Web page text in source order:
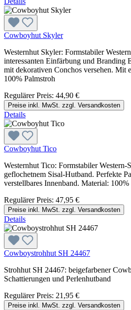
Cowboyhut Skyler
Westernhut Skyler: Formstabiler
interessanten Einfärbung und Branding
mit dekorativen Conchos versehen. Mit
100% Palmstroh
Regulärer Preis: 44,90 €
Preise inkl. MwSt. zzgl. Versandkosten
Details
Cowboyhut Tico
Westernhut Tico: Formstabiler
geflochetnem Sisal-Hutband. Perfekte
verstellbares Innenband. Material: 100%
Regulärer Preis: 47,95 €
Preise inkl. MwSt. zzgl. Versandkosten
Details
Cowboystrohhut SH 24467
Strohhut SH 24467: beigefarbener
Schattierungen und Perlenhutband
Regulärer Preis: 21,95 €
Preise inkl. MwSt. zzgl. Versandkosten